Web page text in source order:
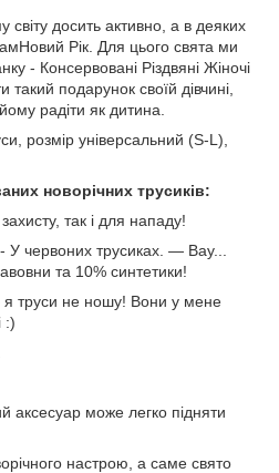
світу досить активно, а в деяких
Новий Рік. Для цього свята ми
- Консервовані Різдвяні Жіночі
подарунок своїй дівчині,
радіти як дитина.
розмір універсальний (S-L),
новорічних трусиків:
так і для нападу!
червоних трусиках. — Вау...
та 10% синтетики!
я труси не ношу! Вони у мене
:)
аксесуар може легко підняти
настрою, а саме свято